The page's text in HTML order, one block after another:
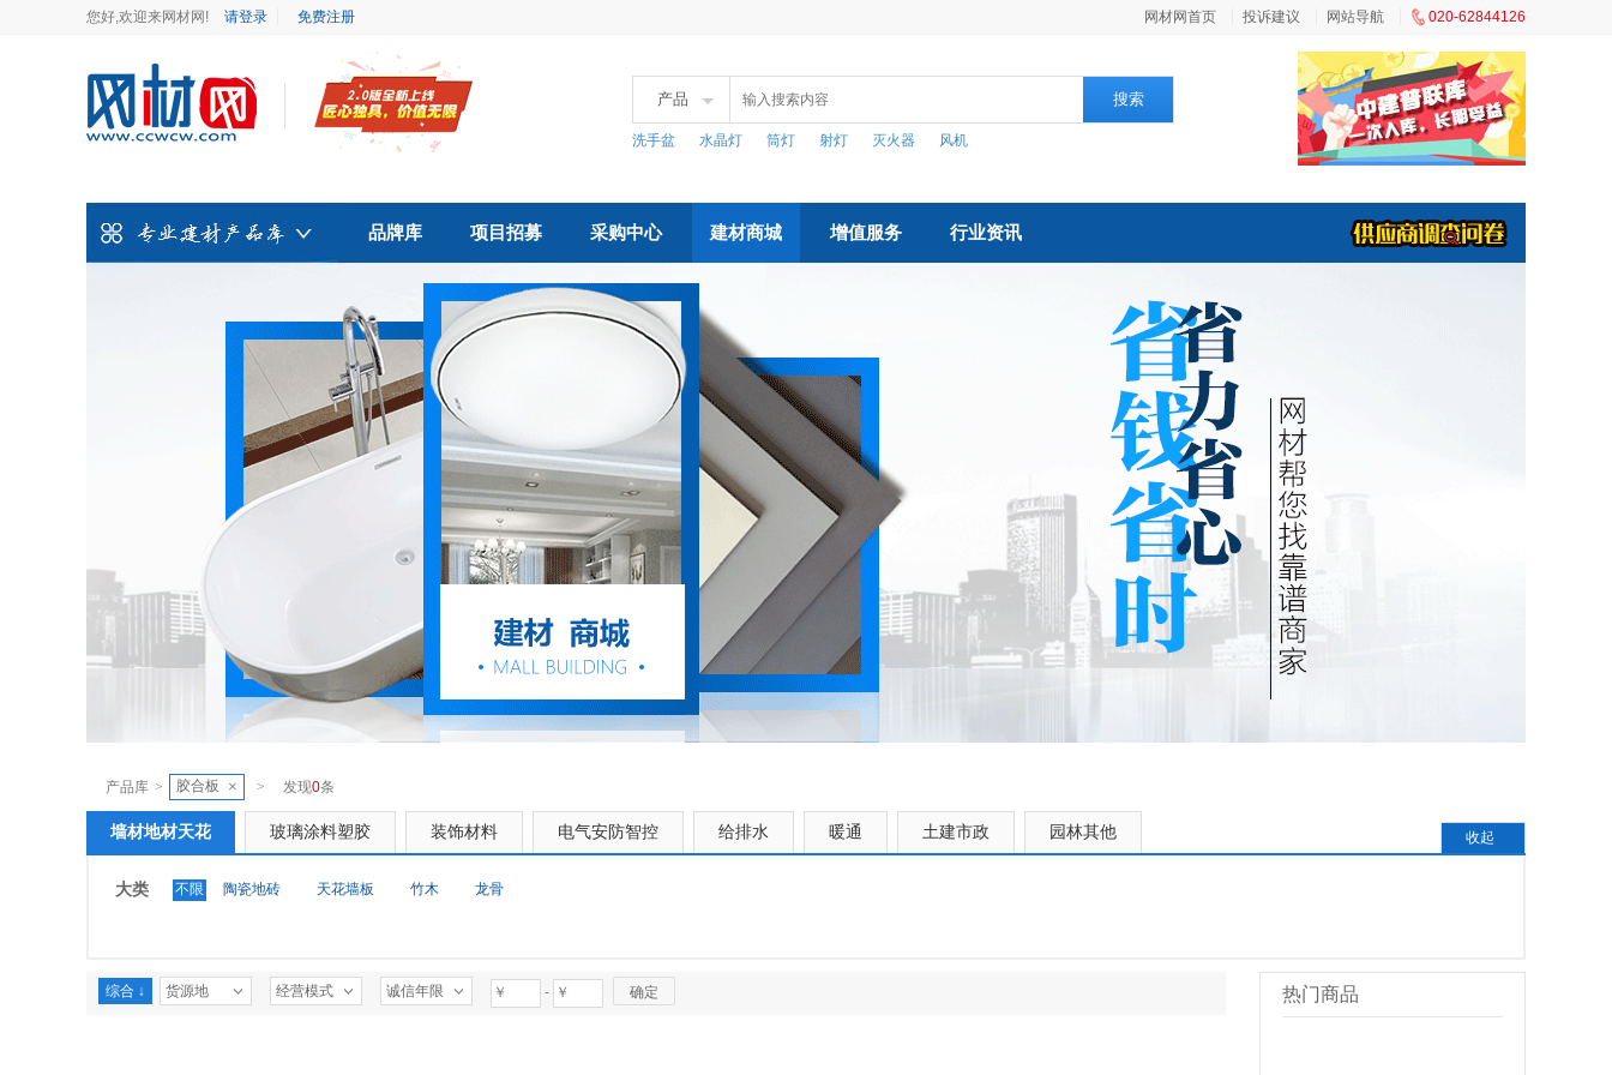
您好,欢迎来网材网! 请登录 免费注册 网材网首页 投诉建议 网站导航 020-62844126
产品 搜索
洗手盆 水晶灯 筒灯 射灯 灭火器 风机
品牌库 项目招募 采购中心 建材商城 增值服务 行业资讯
产品库 > 胶合板 × > 发现0条
墙材地材天花 玻璃涂料塑胶 装饰材料 电气安防智控 给排水 暖通 土建市政 园林其他 收起
大类 不限 陶瓷地砖 天花墙板 竹木 龙骨
综合 ↓ 货源地 经营模式 诚信年限 - 确定 热门商品